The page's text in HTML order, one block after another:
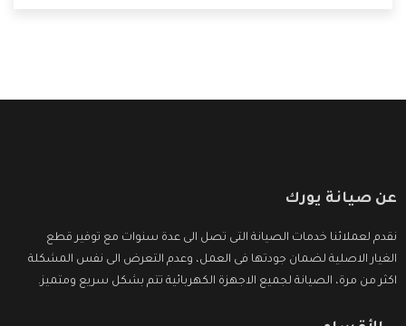
عن صيانة يورك
نقدم لعملائنا خدمات الصيانة التى تصل الى عدة سنوات مع توفير قطع
الغيار الاصلية لضمان جودتها فى العمل، وعدم التعرض الى نفس المشكلة
اكثر من مرة، الصيانة لجميع الاجهزة الكهربائية تتم بشكل سريع ومتميز.